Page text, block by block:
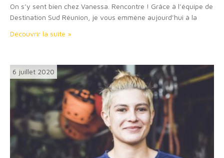
On s’y sent bien chez Vanessa. Rencontre ! Grâce à l’équipe de
Destination Sud Réunion, je vous emmène aujourd’hui à la
Découvrir la suite »
6 juillet 2020